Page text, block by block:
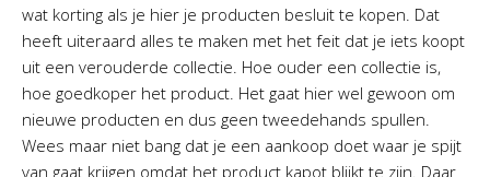
wat korting als je hier je producten besluit te kopen. Dat
heeft uiteraard alles te maken met het feit dat je iets koopt
uit een verouderde collectie. Hoe ouder een collectie is,
hoe goedkoper het product. Het gaat hier wel gewoon om
nieuwe producten en dus geen tweedehands spullen.
Wees maar niet bang dat je een aankoop doet waar je spijt
van gaat krijgen omdat het product kapot blijkt te zijn. Daar